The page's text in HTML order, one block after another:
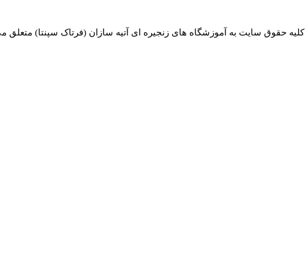
کلیه حقوق سایت به آموزشگاه های زنجیره ای آتیه سازان (فرتاک سپنتا) متعلق